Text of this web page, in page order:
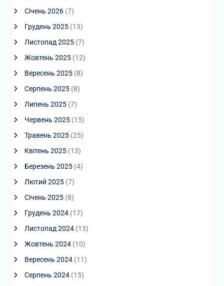
Січень 2026(7)
Грудень 2025(13)
Листопад 2025(7)
Жовтень 2025(12)
Вересень 2025(8)
Серпень 2025(8)
Липень 2025(7)
Червень 2025(15)
Травень 2025(25)
Квітень 2025(13)
Березень 2025(4)
Лютий 2025(7)
Січень 2025(8)
Грудень 2024(17)
Листопад 2024(13)
Жовтень 2024(10)
Вересень 2024(11)
Серпень 2024(15)